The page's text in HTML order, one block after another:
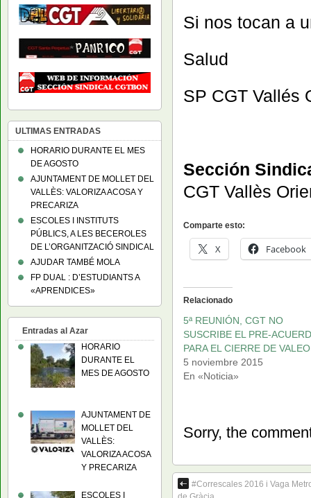
Si nos tocan a
Salud
SP CGT Vallés
Sección
CGT Vallès
Comparte esto:
X Facebook
Relacionado
5ª REUNIÓN, CGT NO
SUSCRIBE EL PRE-
PARA EL CIERRE DE
5 noviembre 2015
En «Noticia»
Sorry, the
#Correscales 2016 i Vaga
ULTIMAS ENTRADAS
HORARIO DURANTE EL MES
DE AGOSTO
AJUNTAMENT DE MOLLET DEL
VALLÈS: VALORIZA ACOSA Y
PRECARIZA
ESCOLES I INSTITUTS
PÚBLICS, A LES BECEROLES
DE L’ORGANITZACIÓ SINDICAL
AJUDAR TAMBÉ MOLA
FP DUAL : D’ESTUDIANTS A
«APRENDICES»
Entradas al Azar
HORARIO
DURANTE EL
MES DE AGOSTO
AJUNTAMENT DE
MOLLET DEL
VALLÈS:
VALORIZA ACOSA
Y PRECARIZA
ESCOLES I